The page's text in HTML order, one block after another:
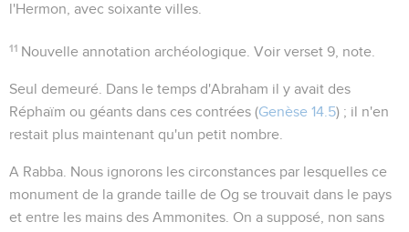
l'Hermon, avec soixante villes.
11 Nouvelle annotation archéologique. Voir verset 9, note.
Seul demeuré . Dans le temps d'Abraham il y avait des
Réphaïm ou géants dans ces contrées (Genèse 14.5) ; il n'en
restait plus maintenant qu'un petit nombre.
A Rabba . Nous ignorons les circonstances par lesquelles ce
monument de la grande taille de Og se trouvait dans le pays
et entre les mains des Ammonites. On a supposé, non sans